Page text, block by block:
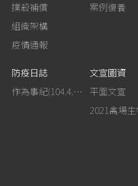
撲殺補償
組織架構
疫情通報
案例復養
防疫日誌
作為事紀(104.4.13行政院新聞傳播處彙整)
文宣圖資
平面文宣